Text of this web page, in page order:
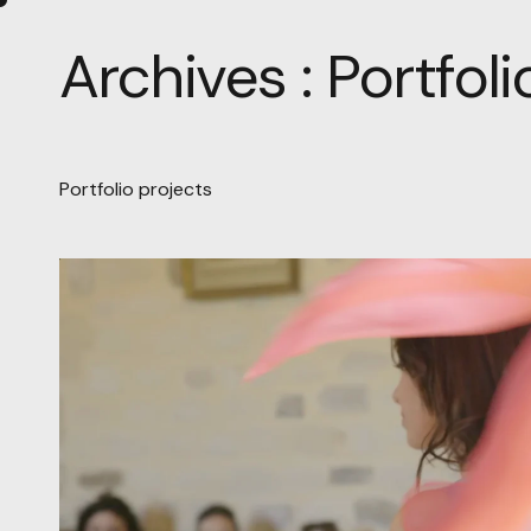
Archives :
Portfolio projects